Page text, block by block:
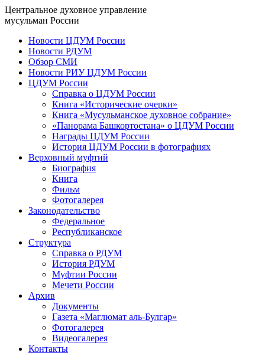
Центральное духовное управление
мусульман России
Новости ЦДУМ России
Новости РДУМ
Обзор СМИ
Новости РИУ ЦДУМ России
ЦДУМ России
Справка о ЦДУМ России
Книга «Исторические очерки»
Книга «Мусульманское духовное собрание»
«Панорама Башкортостана» о ЦДУМ России
Награды ЦДУМ России
История ЦДУМ России в фотографиях
Верховный муфтий
Биография
Книга
Фильм
Фотогалерея
Законодательство
Федеральное
Республиканское
Структура
Справка о РДУМ
История РДУМ
Муфтии России
Мечети России
Архив
Документы
Газета «Маглюмат аль-Булгар»
Фотогалерея
Видеогалерея
Контакты